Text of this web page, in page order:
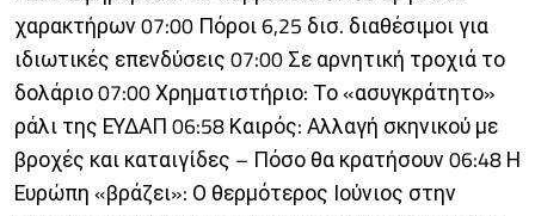
χαρακτήρων 07:00 Πόροι 6,25 δισ. διαθέσιμοι για
ιδιωτικές επενδύσεις 07:00 Σε αρνητική τροχιά το
δολάριο 07:00 Χρηματιστήριο: Το «ασυγκράτητο»
ράλι της ΕΥΔΑΠ 06:58 Καιρός: Αλλαγή σκηνικού με
βροχές και καταιγίδες – Πόσο θα κρατήσουν 06:48 Η
Ευρώπη «βράζει»: Ο θερμότερος Ιούνιος στην